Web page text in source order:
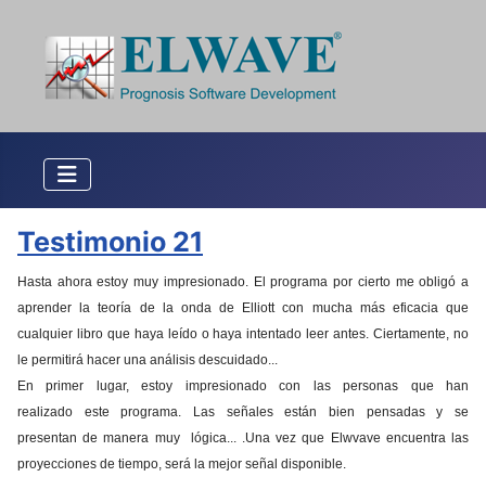
Testimonio 21
Hasta ahora estoy muy impresionado.El programa por cierto me obligó a
aprender la teoría de la onda de Elliott con mucha más eficacia que
cualquier libro que haya leído o haya intentado leer antes. Ciertamente, no
le permitirá hacer una análisis descuidado...
En primer lugar, estoy impresionado con las personas que han
realizado este programa.
Las señales están bien pensadas y se
presentan de manera muy lógica... .Una vez que Elwvave encuentra las
proyecciones de tiempo, será la mejor señal disponible.